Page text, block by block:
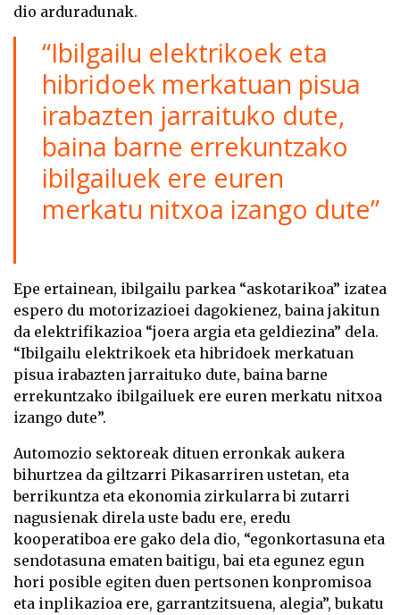
dio arduradunak.
“Ibilgailu elektrikoek eta
hibridoek merkatuan pisua
irabazten jarraituko dute,
baina barne errekuntzako
ibilgailuek ere euren
merkatu nitxoa izango dute”
Epe ertainean, ibilgailu parkea “askotarikoa” izatea
espero du motorizazioei dagokienez, baina jakitun
da elektrifikazioa “joera argia eta geldiezina” dela.
“Ibilgailu elektrikoek eta hibridoek merkatuan
pisua irabazten jarraituko dute, baina barne
errekuntzako ibilgailuek ere euren merkatu nitxoa
izango dute”.
Automozio sektoreak dituen erronkak aukera
bihurtzea da giltzarri Pikasarriren ustetan, eta
berrikuntza eta ekonomia zirkularra bi zutarri
nagusienak direla uste badu ere, eredu
kooperatiboa ere gako dela dio, “egonkortasuna eta
sendotasuna ematen baitigu, bai eta egunez egun
hori posible egiten duen pertsonen konpromisoa
eta inplikazioa ere, garrantzitsuena, alegia”, bukatu